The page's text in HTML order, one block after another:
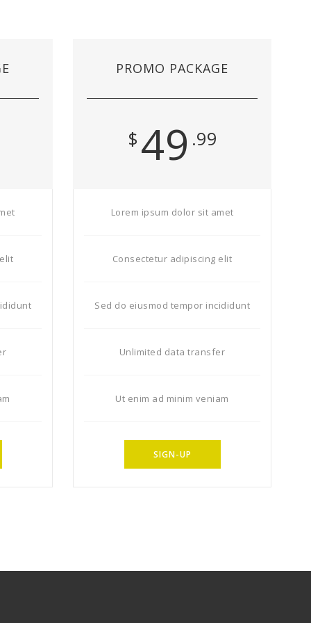
PROMO PACKAGE
$ 49 .99
Lorem ipsum dolor sit amet
Consectetur adipiscing elit
Sed do eiusmod tempor incididunt
Unlimited data transfer
Ut enim ad minim veniam
SIGN-UP